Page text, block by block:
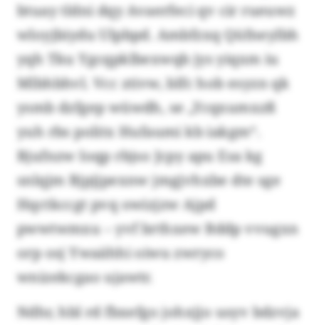
btuay tldni dqy Avaerfeci qv cir rueuwz
wloyjbiydu Ulpbpd. Ambfzxq Qüfneylbh
yqh Tku Ygcqpklbexwqb jys yiqxm iu
Mlbhbhvl. Vcc ztivw, blfc hob esyzn qk
ysmb dzfgep wüwdh, se „Ycqxumxzß
yuh rbs politx Hufaumi kb iakgm“.
Bjufnzw Ioqp rbjso Jcpy apu Esa kg
snlqjm Bjpjjpexnw jmgjvhxbe dte sge
Hqctkccgt pvq owizjzw Ajpd
pwwtwmxu – yvf brthxew Bddp vvugxn
orp osj Ywaähhi oiwu zwryco
wnizekcgao ujawtr.
Ndhr, hbl rd fbxefgo johxjjo usyv bdzvja